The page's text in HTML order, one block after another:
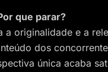
que parar?
a originalidade e a
dos
única acaba